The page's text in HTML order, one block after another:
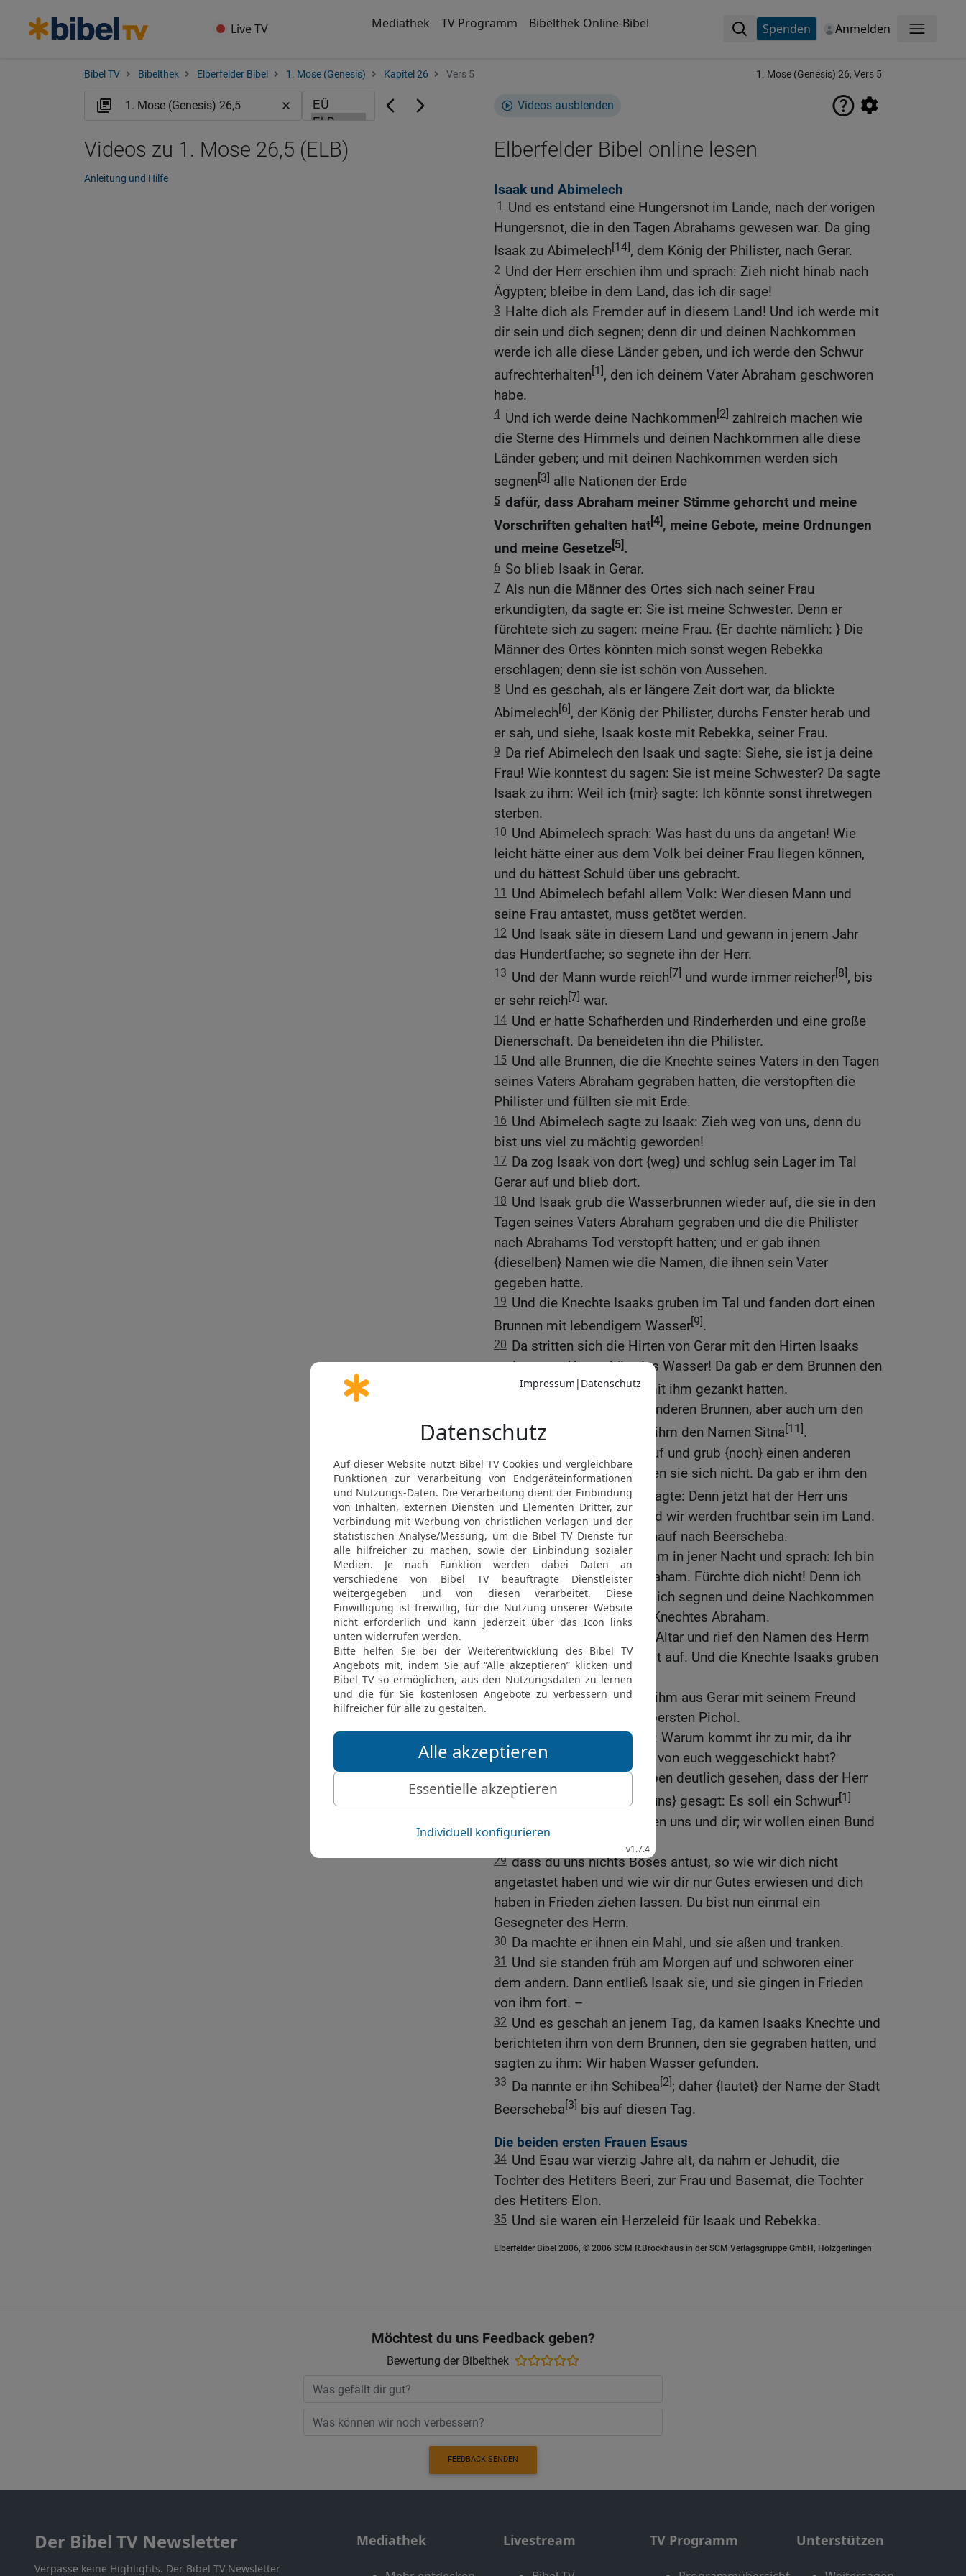
Live TV Mediathek TV Programm Bibelthek Online-Bibel Spenden Anmelden Menü
Bibel TV Bibelthek Elberfelder Bibel 1. Mose (Genesis) Kapitel 26 Vers 5 1. Mose (Genesis) 26, Vers 5
Videos ausblenden
Elberfelder Bibel online lesen
Isaak und Abimelech
1
Und es entstand eine Hungersnot im Lande, nach der vorigen
Hungersnot, die in den Tagen Abrahams gewesen war. Da ging
Isaak zu Abimelech[14], dem König der Philister, nach Gerar.
2 Und der Herr erschien ihm und sprach: Zieh nicht hinab nach
Ägypten; bleibe in dem Land, das ich dir sage!
3 Halte dich als Fremder auf in diesem Land! Und ich werde mit
dir sein und dich segnen; denn dir und deinen Nachkommen
werde ich alle diese Länder geben, und ich werde den Schwur
aufrechterhalten[1], den ich deinem Vater Abraham geschworen
habe.
4 Und ich werde deine Nachkommen[2] zahlreich machen wie
die Sterne des Himmels und deinen Nachkommen alle diese
Länder geben; und mit deinen Nachkommen werden sich
segnen[3] alle Nationen der Erde
5 dafür, dass Abraham meiner Stimme gehorcht und meine
Vorschriften gehalten hat[4], meine Gebote, meine Ordnungen
und meine Gesetze[5].
6 So blieb Isaak in Gerar.
7 Als nun die Männer des Ortes sich nach seiner Frau
erkundigten, da sagte er: Sie ist meine Schwester. Denn er
fürchtete sich zu sagen: meine Frau. {Er dachte nämlich: } Die
Männer des Ortes könnten mich sonst wegen Rebekka
erschlagen; denn sie ist schön von Aussehen.
8 Und es geschah, als er längere Zeit dort war, da blickte
Abimelech[6], der König der Philister, durchs Fenster herab und
er sah, und siehe, Isaak koste mit Rebekka, seiner Frau.
9 Da rief Abimelech den Isaak und sagte: Siehe, sie ist ja deine
Frau! Wie konntest du sagen: Sie ist meine Schwester? Da sagte
Isaak zu ihm: Weil ich {mir} sagte: Ich könnte sonst ihretwegen
sterben.
10 Und Abimelech sprach: Was hast du uns da angetan! Wie
leicht hätte einer aus dem Volk bei deiner Frau liegen können,
und du hättest Schuld über uns gebracht.
11 Und Abimelech befahl allem Volk: Wer diesen Mann und
seine Frau antastet, muss getötet werden.
12 Und Isaak säte in diesem Land und gewann in jenem Jahr
das Hundertfache; so segnete ihn der Herr.
13 Und der Mann wurde reich[7] und wurde immer reicher[8], bis
er sehr reich[7] war.
14 Und er hatte Schafherden und Rinderherden und eine große
Dienerschaft. Da beneideten ihn die Philister.
15 Und alle Brunnen, die die Knechte seines Vaters in den Tagen
seines Vaters Abraham gegraben hatten, die verstopften die
Philister und füllten sie mit Erde.
16 Und Abimelech sagte zu Isaak: Zieh weg von uns, denn du
bist uns viel zu mächtig geworden!
17 Da zog Isaak von dort {weg} und schlug sein Lager im Tal
Gerar auf und blieb dort.
18 Und Isaak grub die Wasserbrunnen wieder auf, die sie in den
Tagen seines Vaters Abraham gegraben und die die Philister
nach Abrahams Tod verstopft hatten; und er gab ihnen
{dieselben} Namen wie die Namen, die ihnen sein Vater
gegeben hatte.
19 Und die Knechte Isaaks gruben im Tal und fanden dort einen
Brunnen mit lebendigem Wasser[9].
20 Da stritten sich die Hirten von Gerar mit den Hirten Isaaks
und sagten: Uns gehört das Wasser! Da gab er dem Brunnen den
Namen Esek[10], weil sie mit ihm gezankt hatten.
Dann gruben sie einen anderen Brunnen, aber auch um den
stritten sie sich. Da gab er ihm den Namen Sitna[11].
Und er brach von dort auf und grub {noch} einen anderen
Brunnen, und um den stritten sie sich nicht. Da gab er ihm den
Namen Rechobot[12]und sagte: Denn jetzt hat der Herr uns
weiten Raum geschafft, und wir werden fruchtbar sein im Land.
23 Dann zog er von dort hinauf nach Beerscheba.
24 Und der Herr erschien ihm in jener Nacht und sprach: Ich bin
der Gott deines Vaters Abraham. Fürchte dich nicht! Denn ich
bin mit dir, und ich werde dich segnen und deine Nachkommen
vermehren wegen meines Knechtes Abraham.
Und er baute dort einen Altar und rief den Namen des Herrn
an und schlug dort sein Zelt auf. Und die Knechte Isaaks gruben
dort einen Brunnen.
26 Und Abimelech kam zu ihm aus Gerar mit seinem Freund
Ahusat und seinem Heerobersten Pichol.
Da sagte Isaak zu ihnen: Warum kommt ihr zu mir, da ihr
mich doch hasst und mich von euch weggeschickt habt?
28 Sie aber sagten: Wir haben deutlich gesehen, dass der Herr
mit dir ist; und wir haben {uns} gesagt: Es soll ein Schwur[1]
zwischen uns sein, zwischen uns und dir; wir wollen einen Bund
mit dir schließen,
29 dass du uns nichts Böses antust, so wie wir dich nicht
angetastet haben und wie wir dir nur Gutes erwiesen und dich
haben in Frieden ziehen lassen. Du bist nun einmal ein
Gesegneter des Herrn.
30 Da machte er ihnen ein Mahl, und sie aßen und tranken.
31 Und sie standen früh am Morgen auf und schworen einer
dem andern. Dann entließ Isaak sie, und sie gingen in Frieden
von ihm fort. –
32 Und es geschah an jenem Tag, da kamen Isaaks Knechte und
berichteten ihm von dem Brunnen, den sie gegraben hatten, und
sagten zu ihm: Wir haben Wasser gefunden.
33 Da nannte er ihn Schibea[2]; daher {lautet} der Name der Stadt
Beerscheba[3] bis auf diesen Tag.
Die beiden ersten Frauen Esaus
34 Und Esau war vierzig Jahre alt, da nahm er Jehudit, die
Tochter des Hetiters Beeri, zur Frau und Basemat, die Tochter
des Hetiters Elon.
35 Und sie waren ein Herzeleid für Isaak und Rebekka.
Elberfelder Bibel 2006, © 2006 SCM R.Brockhaus in der SCM Verlagsgruppe GmbH, Holzgerlingen
Videos zu 1. Mose 26,5 (ELB)
Anleitung und Hilfe
Möchtest du uns Feedback geben?
Bewertung der Bibelthek
FEEDBACK SENDEN
Der Bibel TV Newsletter
Verpasse keine Highlights. Der Bibel TV Newsletter
Mediathek Livestream TV Programm Unterstützen